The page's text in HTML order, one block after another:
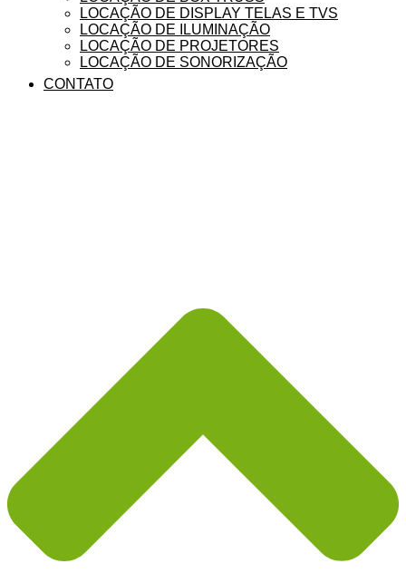
LOCAÇÃO DE DISPLAY TELAS E TVS
LOCAÇÃO DE ILUMINAÇÃO
LOCAÇÃO DE PROJETORES
LOCAÇÃO DE SONORIZAÇÃO
CONTATO